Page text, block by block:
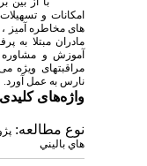
امکانات و
های مخاطره آمیز ،
مادران مبتلا به
آموزش و
مراقبتهای ویژه
نارس به عمل آورد.
واژه‌های
نوع مطالعه:
هاي باليني